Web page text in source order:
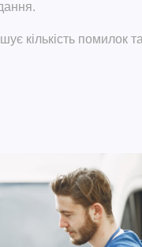
кількість помилок